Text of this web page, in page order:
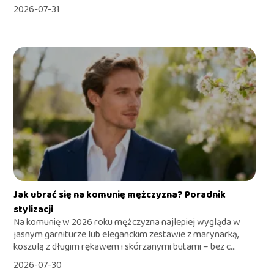
2026-07-31
Jak ubrać się na komunię mężczyzna? Poradnik
stylizacji
Na komunię w 2026 roku mężczyzna najlepiej wygląda w
jasnym garniturze lub eleganckim zestawie z marynarką,
koszulą z długim rękawem i skórzanymi butami – bez c...
2026-07-30